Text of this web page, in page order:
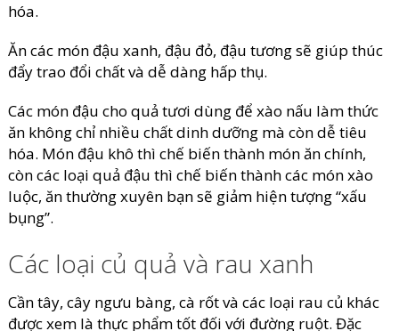
hóa.
Ăn các món đậu xanh, đậu đỏ, đậu tương sẽ giúp thúc
đẩy trao đổi chất và dễ dàng hấp thụ.
Các món đậu cho quả tươi dùng để xào nấu làm thức
ăn không chỉ nhiều chất dinh dưỡng mà còn dễ tiêu
hóa. Món đậu khô thì chế biến thành món ăn chính,
còn các loại quả đậu thì chế biến thành các món xào
luộc, ăn thường xuyên bạn sẽ giảm hiện tượng “xấu
bụng”.
Các loại củ quả và rau xanh
Cần tây, cây ngưu bàng, cà rốt và các loại rau củ khác
được xem là thực phẩm tốt đối với đường ruột. Đặc